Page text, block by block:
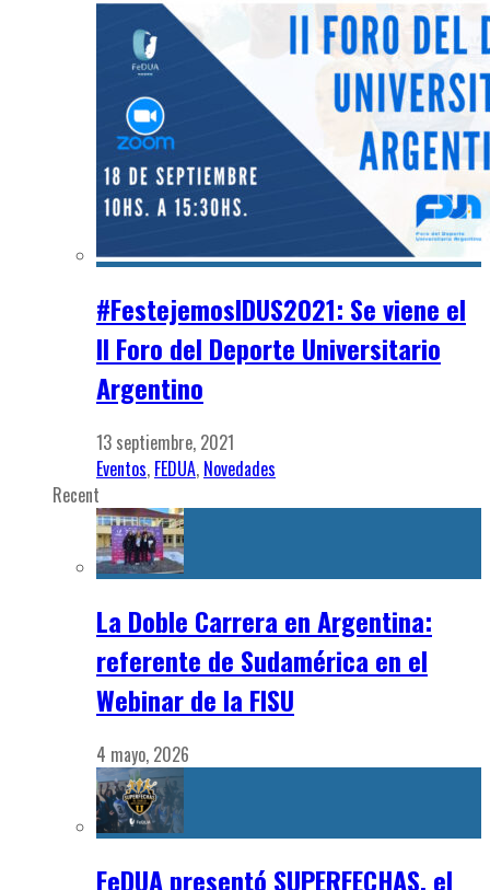
#FestejemosIDUS2021: Se viene el
II Foro del Deporte Universitario
Argentino
13 septiembre, 2021
Eventos, FEDUA, Novedades
Recent
La Doble Carrera en Argentina:
referente de Sudamérica en el
Webinar de la FISU
4 mayo, 2026
FeDUA presentó SUPERFECHAS, el